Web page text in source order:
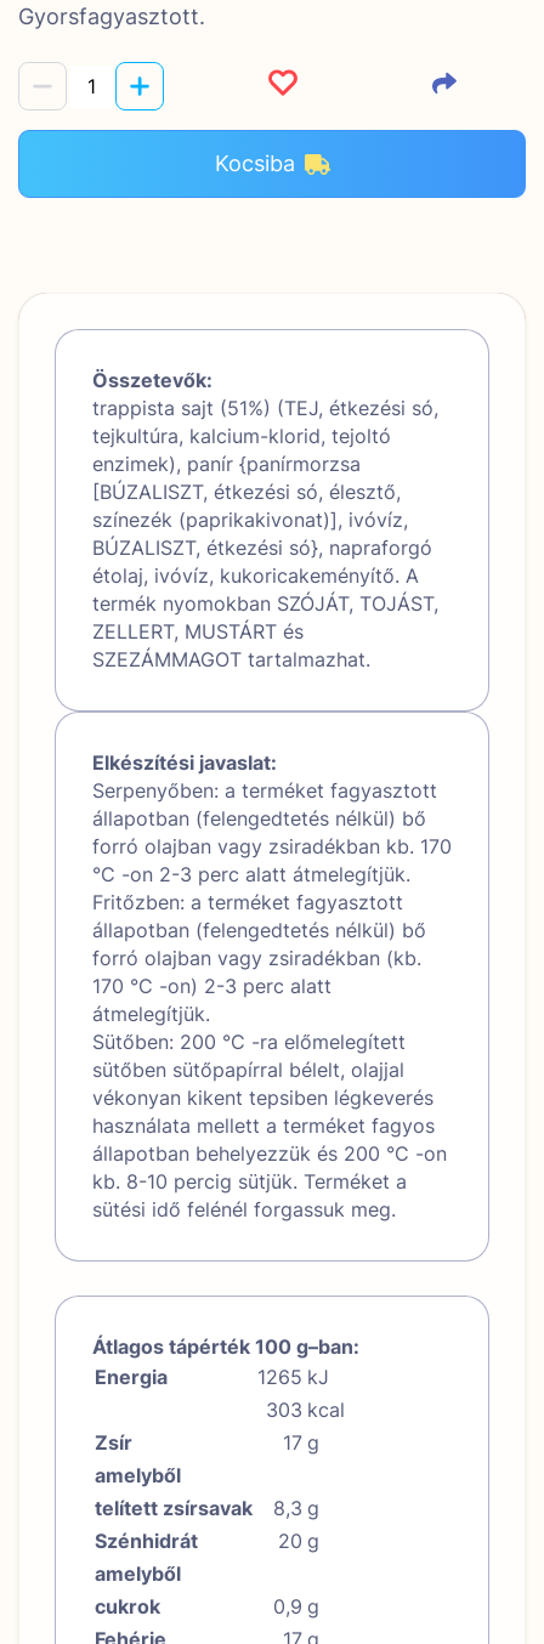
Gyorsfagyasztott.
Kocsiba
Összetevők:
trappista sajt (51%) (TEJ, étkezési só,
tejkultúra, kalcium-klorid, tejoltó
enzimek), panír {panírmorzsa
[BÚZALISZT, étkezési só, élesztő,
színezék (paprikakivonat)], ivóvíz,
BÚZALISZT, étkezési só}, napraforgó
étolaj, ivóvíz, kukoricakeményítő. A
termék nyomokban SZÓJÁT, TOJÁST,
ZELLERT, MUSTÁRT és
SZEZÁMMAGOT tartalmazhat.
Elkészítési javaslat:
Serpenyőben: a terméket fagyasztott
állapotban (felengedtetés nélkül) bő
forró olajban vagy zsiradékban kb. 170
°C -on 2-3 perc alatt átmelegítjük.
Fritőzben: a terméket fagyasztott
állapotban (felengedtetés nélkül) bő
forró olajban vagy zsiradékban (kb.
170 °C -on) 2-3 perc alatt
átmelegítjük.
Sütőben: 200 °C -ra előmelegített
sütőben sütőpapírral bélelt, olajjal
vékonyan kikent tepsiben légkeverés
használata mellett a terméket fagyos
állapotban behelyezzük és 200 °C -on
kb. 8-10 percig sütjük. Terméket a
sütési idő felénél forgassuk meg.
Átlagos tápérték 100 g–ban:
Energia
1265 kJ
303 kcal
Zsír
17 g
amelyből
telített zsírsavak
8,3 g
Szénhidrát
20 g
amelyből
cukrok
0,9 g